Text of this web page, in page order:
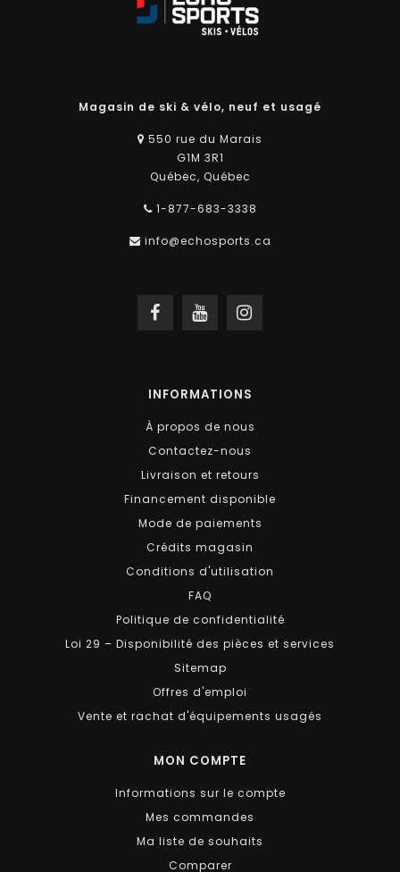
Magasin de ski & vélo, neuf et usagé
550 rue du Marais
G1M 3R1
Québec, Québec
1-877-683-3338
info@echosports.ca
INFORMATIONS
À propos de nous
Contactez-nous
Livraison et retours
Financement disponible
Mode de paiements
Crédits magasin
Conditions d'utilisation
FAQ
Politique de confidentialité
Loi 29 – Disponibilité des pièces et services
Sitemap
Offres d'emploi
Vente et rachat d'équipements usagés
MON COMPTE
Informations sur le compte
Mes commandes
Ma liste de souhaits
Comparer